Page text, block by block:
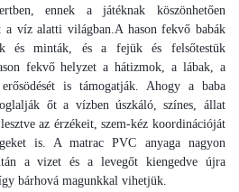
ennek a játéknak köszönhetően
a víz alatti világban.A hason fekvő babák
és minták, és a fejük és felsőtestük
fekvő helyzet a hátizmok, a lábak, a
is támogatják. Ahogy a baba
őt a vízben úszkáló, színes, állat
az érzékeit, szem-kéz koordinációját
is. A matrac PVC anyaga nagyon
a vizet és a levegőt kiengedve újra
bárhová magunkkal vihetjük.